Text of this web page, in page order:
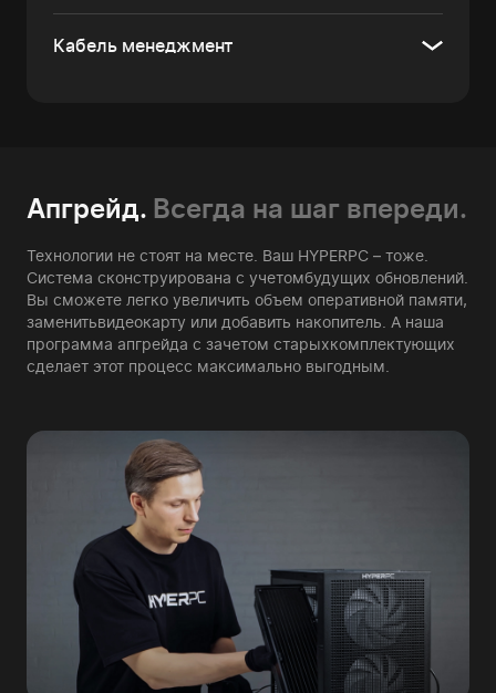
Кабель менеджмент
Апгрейд. Всегда на шаг впереди.
Технологии не стоят на месте. Ваш HYPERPC – тоже.
Система сконструирована с учетомбудущих обновлений.
Вы сможете легко увеличить объем оперативной памяти,
заменитьвидеокарту или добавить накопитель. А наша
программа апгрейда с зачетом старыхкомплектующих
сделает этот процесс максимально выгодным.